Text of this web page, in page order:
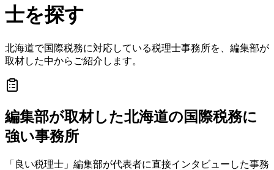
士を探す
北海道で国際税務に対応している税理士事務所を、編集部が
取材した中からご紹介します。
編集部が取材した北海道の国際税務に
強い事務所
「良い税理士」編集部が代表者に直接インタビューした事務